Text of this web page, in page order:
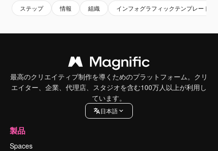
ステップ 情報 組織 インフォグラフィックテンプレート
最高のクリエイティブ制作を導くためのプラットフォーム。クリ
エイター、企業、代理店、スタジオを含む100万人以上が利用し
ています。
日本語
製品
Spaces